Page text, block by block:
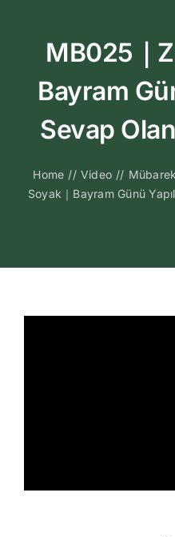
MB025｜
Bayram
Sevap
Home // Video //
Soyak｜Bayram Günü